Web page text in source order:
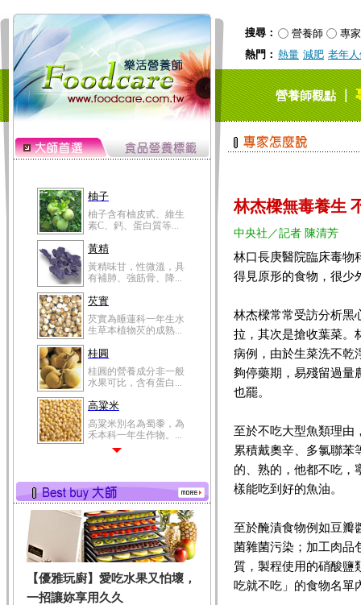
搜尋： 營養師
專家
熱門： 熱量 減肥 老年
營養師觀點｜
柚子
柚子含有柚皮甙、維生
素C、鈣、蛋白質等...
黃精
黃精味甘，性微溫，具
有補肺、強筋骨、降...
芡實
芡實為睡蓮科一年生水
生草本植物芡的成熟...
桂圓
桂圓的營養成分非一般
水果可比，含有蛋白...
高粱米
高粱米別名為蜀黍，為
禾本科一年生作物。...
有蛋白質、脂肪、磷...
鮪魚
鮪魚肚肉中的不飽和脂
肪酸內富含EPA和DH...
韭菜
韭菜所含的膳食纖維能
幫助消化與通便；揮...
【優雅玩廚】愛吃水果又怕壞，
一招讓妳享用久久
林杰樑無毒養生
中央社／記者 陳清芳
林口長庚醫院臨床毒物
得見原形的食物，很少
林杰樑常常受訪分析黑
拉，其次是搶收葉菜。
病例，由於生菜洗不乾
夠停藥期，易殘留過量
也罷。
至於不吃大型魚類理由
累積戴奧辛、多氯聯苯
的、熟的，他都不吃，
樣能吃到好的魚油。
至於醃漬食物例如豆瓣
菌雜菌污染；加工肉品
質，製程使用的硝酸鹽
吃就不吃」的食物名單